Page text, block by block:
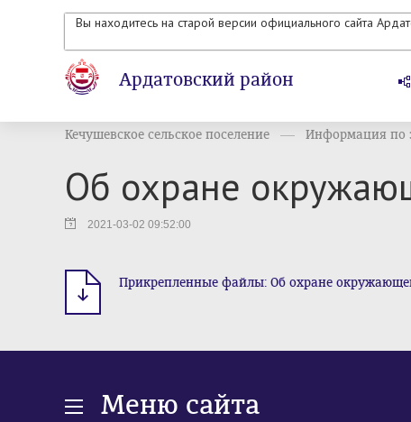
Вы находитесь на старой версии официального сайта
Ардатовский район
Кечушевское сельское поселение Информация по
Об охране
2021-03-02 09:52:00
Прикрепленные файлы: Об охране
Меню сайта